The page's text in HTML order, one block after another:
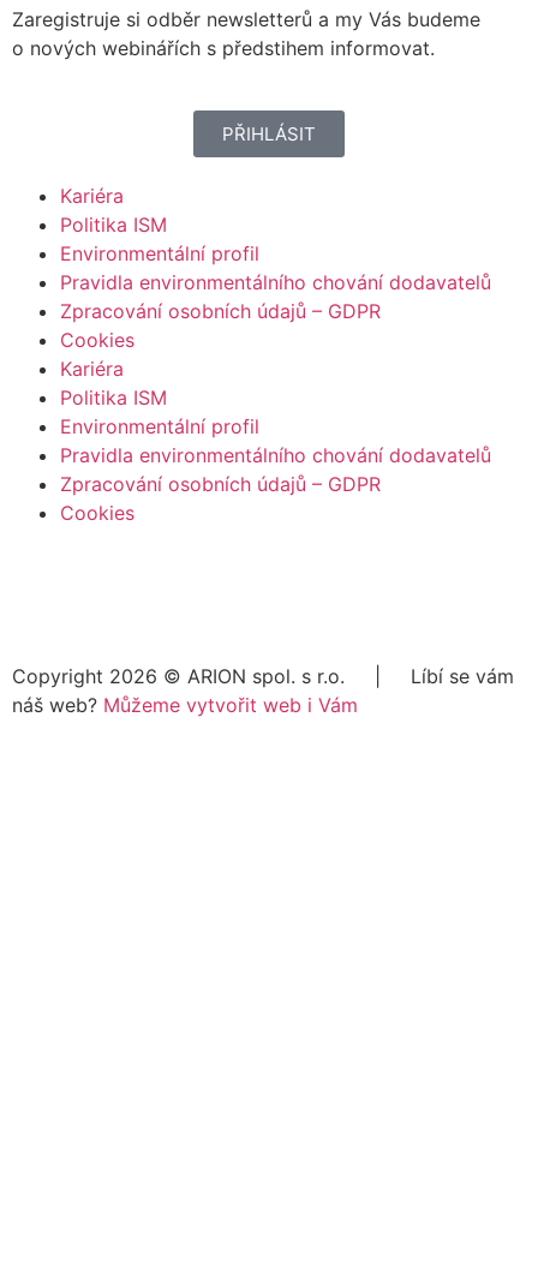
Zaregistruje si odběr newsletterů a my Vás budeme
o nových webinářích s předstihem informovat.
PŘIHLÁSIT
Kariéra
Politika ISM
Environmentální profil
Pravidla environmentálního chování dodavatelů
Zpracování osobních údajů – GDPR
Cookies
Kariéra
Politika ISM
Environmentální profil
Pravidla environmentálního chování dodavatelů
Zpracování osobních údajů – GDPR
Cookies
Copyright 2026 © ARION spol. s r.o. | Líbí se vám
náš web? Můžeme vytvořit web i Vám